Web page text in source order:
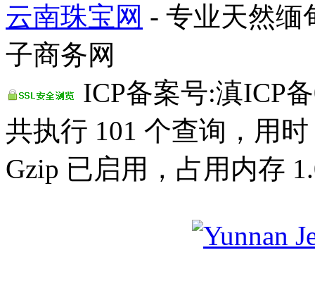
云南珠宝网 - 专业天然缅
子商务网
ICP备案号:滇ICP
共执行 101 个查询，用
Gzip 已启用，占用内存